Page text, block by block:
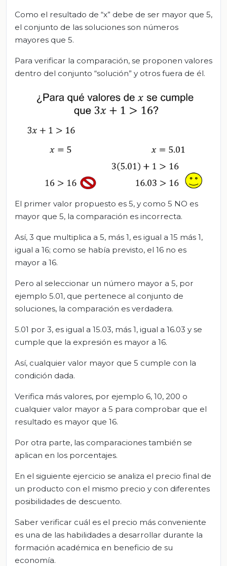
Como el resultado de “x” debe de ser mayor que 5,
el conjunto de las soluciones son números
mayores que 5.
Para verificar la comparación, se proponen valores
dentro del conjunto “solución” y otros fuera de él.
El primer valor propuesto es 5, y como 5 NO es
mayor que 5, la comparación es incorrecta.
Así, 3 que multiplica a 5, más 1, es igual a 15 más 1,
igual a 16; como se había previsto, el 16 no es
mayor a 16.
Pero al seleccionar un número mayor a 5, por
ejemplo 5.01, que pertenece al conjunto de
soluciones, la comparación es verdadera.
5.01 por 3, es igual a 15.03, más 1, igual a 16.03 y se
cumple que la expresión es mayor a 16.
Así, cualquier valor mayor que 5 cumple con la
condición dada.
Verifica más valores, por ejemplo 6, 10, 200 o
cualquier valor mayor a 5 para comprobar que el
resultado es mayor que 16.
Por otra parte, las comparaciones también se
aplican en los porcentajes.
En el siguiente ejercicio se analiza el precio final de
un producto con el mismo precio y con diferentes
posibilidades de descuento.
Saber verificar cuál es el precio más conveniente
es una de las habilidades a desarrollar durante la
formación académica en beneficio de su
economía.